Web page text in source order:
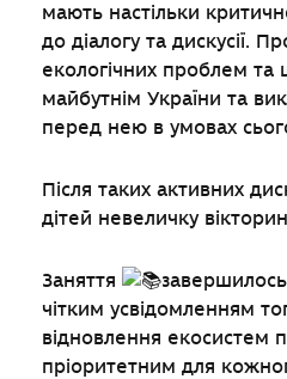
мають настільки
до діалогу та дискусії.
екологічних проблем
майбутнім України та
перед нею в умовах
Після таких активних
дітей невеличку
Заняття
завершилось
чітким усвідомленням
відновлення екосистем
пріоритетним для